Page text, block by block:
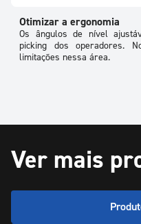
Otimizar a ergonomia
Os ângulos de nível
picking dos operadores.
limitações nessa área.
Ver mais